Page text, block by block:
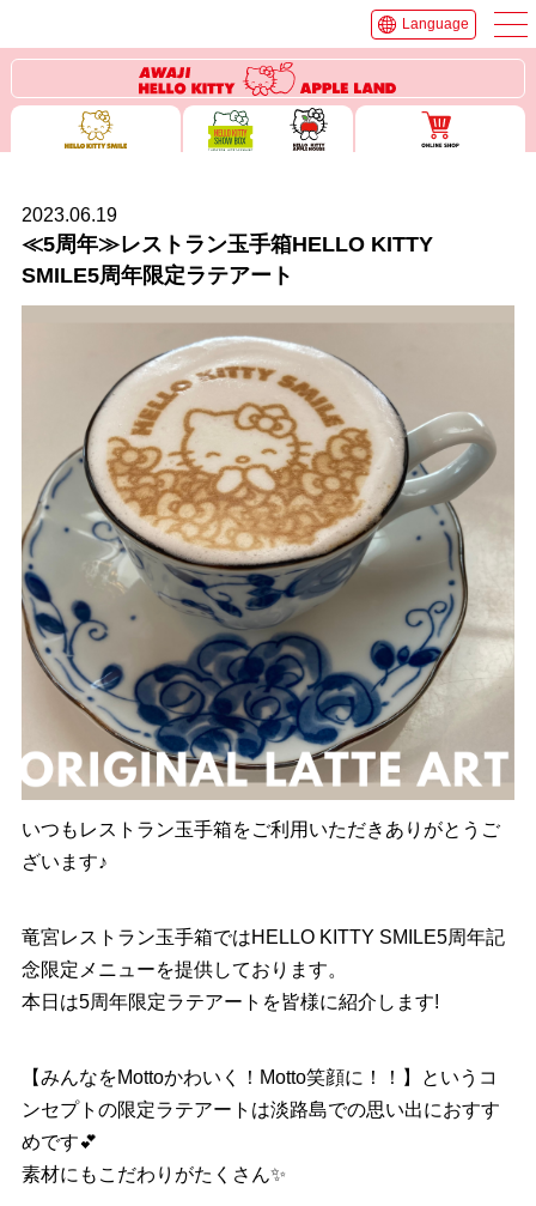
Language
2023.06.19
≪5周年≫レストラン玉手箱HELLO KITTY
SMILE5周年限定ラテアート
いつもレストラン玉手箱をご利用いただきありがとうご
ざいます♪
竜宮レストラン玉手箱ではHELLO KITTY SMILE5周年記
念限定メニューを提供しております。
本日は5周年限定ラテアートを皆様に紹介します!
【みんなをMottoかわいく！Motto笑顔に！！】というコ
ンセプトの限定ラテアートは淡路島での思い出におすす
めです💕
素材にもこだわりがたくさん✨